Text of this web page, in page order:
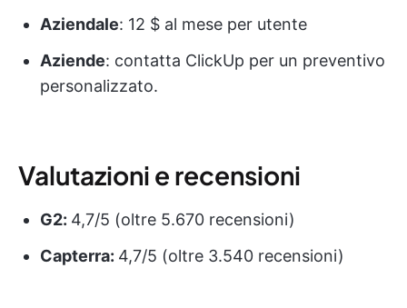
Aziendale: 12 $ al mese per utente
Aziende: contatta ClickUp per un preventivo
personalizzato.
Valutazioni e recensioni
G2: 4,7/5 (oltre 5.670 recensioni)
Capterra: 4,7/5 (oltre 3.540 recensioni)